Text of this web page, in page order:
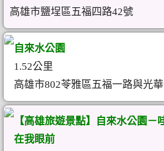
高雄市鹽埕區五福四路42號
自來水公園
1.52公里
高雄市802苓雅區五福一路與光
【高雄旅遊景點】自來水公園－
在我眼前